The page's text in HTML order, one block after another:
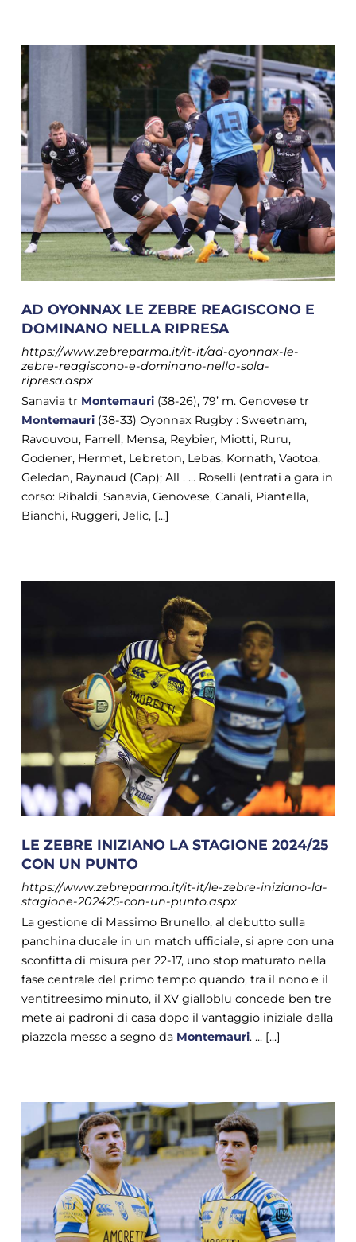
AD OYONNAX LE ZEBRE REAGISCONO E
DOMINANO NELLA RIPRESA
https://www.zebreparma.it/it-it/ad-oyonnax-le-
zebre-reagiscono-e-dominano-nella-sola-
ripresa.aspx
Sanavia tr Montemauri(38-26), 79’ m. Genovese tr
Montemauri(38-33) Oyonnax Rugby : Sweetnam,
Ravouvou, Farrell, Mensa, Reybier, Miotti, Ruru,
Godener, Hermet, Lebreton, Lebas, Kornath, Vaotoa,
Geledan, Raynaud (Cap); All . ... Roselli (entrati a gara in
corso: Ribaldi, Sanavia, Genovese, Canali, Piantella,
Bianchi, Ruggeri, Jelic, [...]
LE ZEBRE INIZIANO LA STAGIONE 2024/25
CON UN PUNTO
https://www.zebreparma.it/it-it/le-zebre-iniziano-la-
stagione-202425-con-un-punto.aspx
La gestione di Massimo Brunello, al debutto sulla
panchina ducale in un match ufficiale, si apre con una
sconfitta di misura per 22-17, uno stop maturato nella
fase centrale del primo tempo quando, tra il nono e il
ventitreesimo minuto, il XV gialloblu concede ben tre
mete ai padroni di casa dopo il vantaggio iniziale dalla
piazzola messo a segno da Montemauri. ... [...]